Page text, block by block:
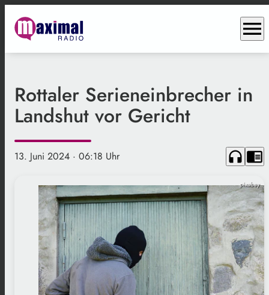
menu
Rottaler Serieneinbrecher in
Landshut vor Gericht
13. Juni 2024 · 06:18 Uhr headphones chrome_reader_mode
pixabay